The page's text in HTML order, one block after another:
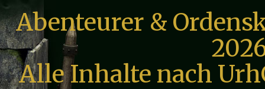
Abenteurer &
Alle Inhalte nach